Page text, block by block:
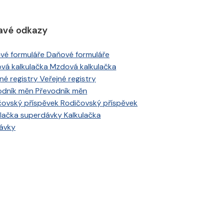
odkazy
Daňové formuláře
Mzdová kalkulačka
Veřejné registry
Převodník měn
Rodičovský příspěvek
Kalkulačka